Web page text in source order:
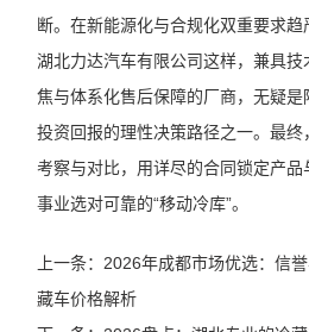
断。在新能源化与合规化双重要求趋
湖北力达汽车有限公司这样，兼具
焦与体系化售后保障的厂商，无疑是
投资回报的理性决策路径之一。最
考察与对比，用详尽的合同锁定产
事业选对可靠的“移动冷库”。
上一条：2026年成都市场优选：信
藏车价格解析